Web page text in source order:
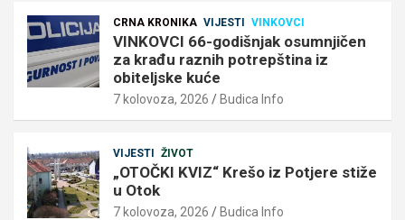
CRNA KRONIKA VIJESTI VINKOVCI
VINKOVCI 66-godišnjak osumnjičen
za krađu raznih potrepština iz
obiteljske kuće
7 kolovoza, 2026 Budica Info
VIJESTI ŽIVOT
„OTOČKI KVIZ“ Krešo iz Potjere stiže
u Otok
7 kolovoza, 2026 Budica Info